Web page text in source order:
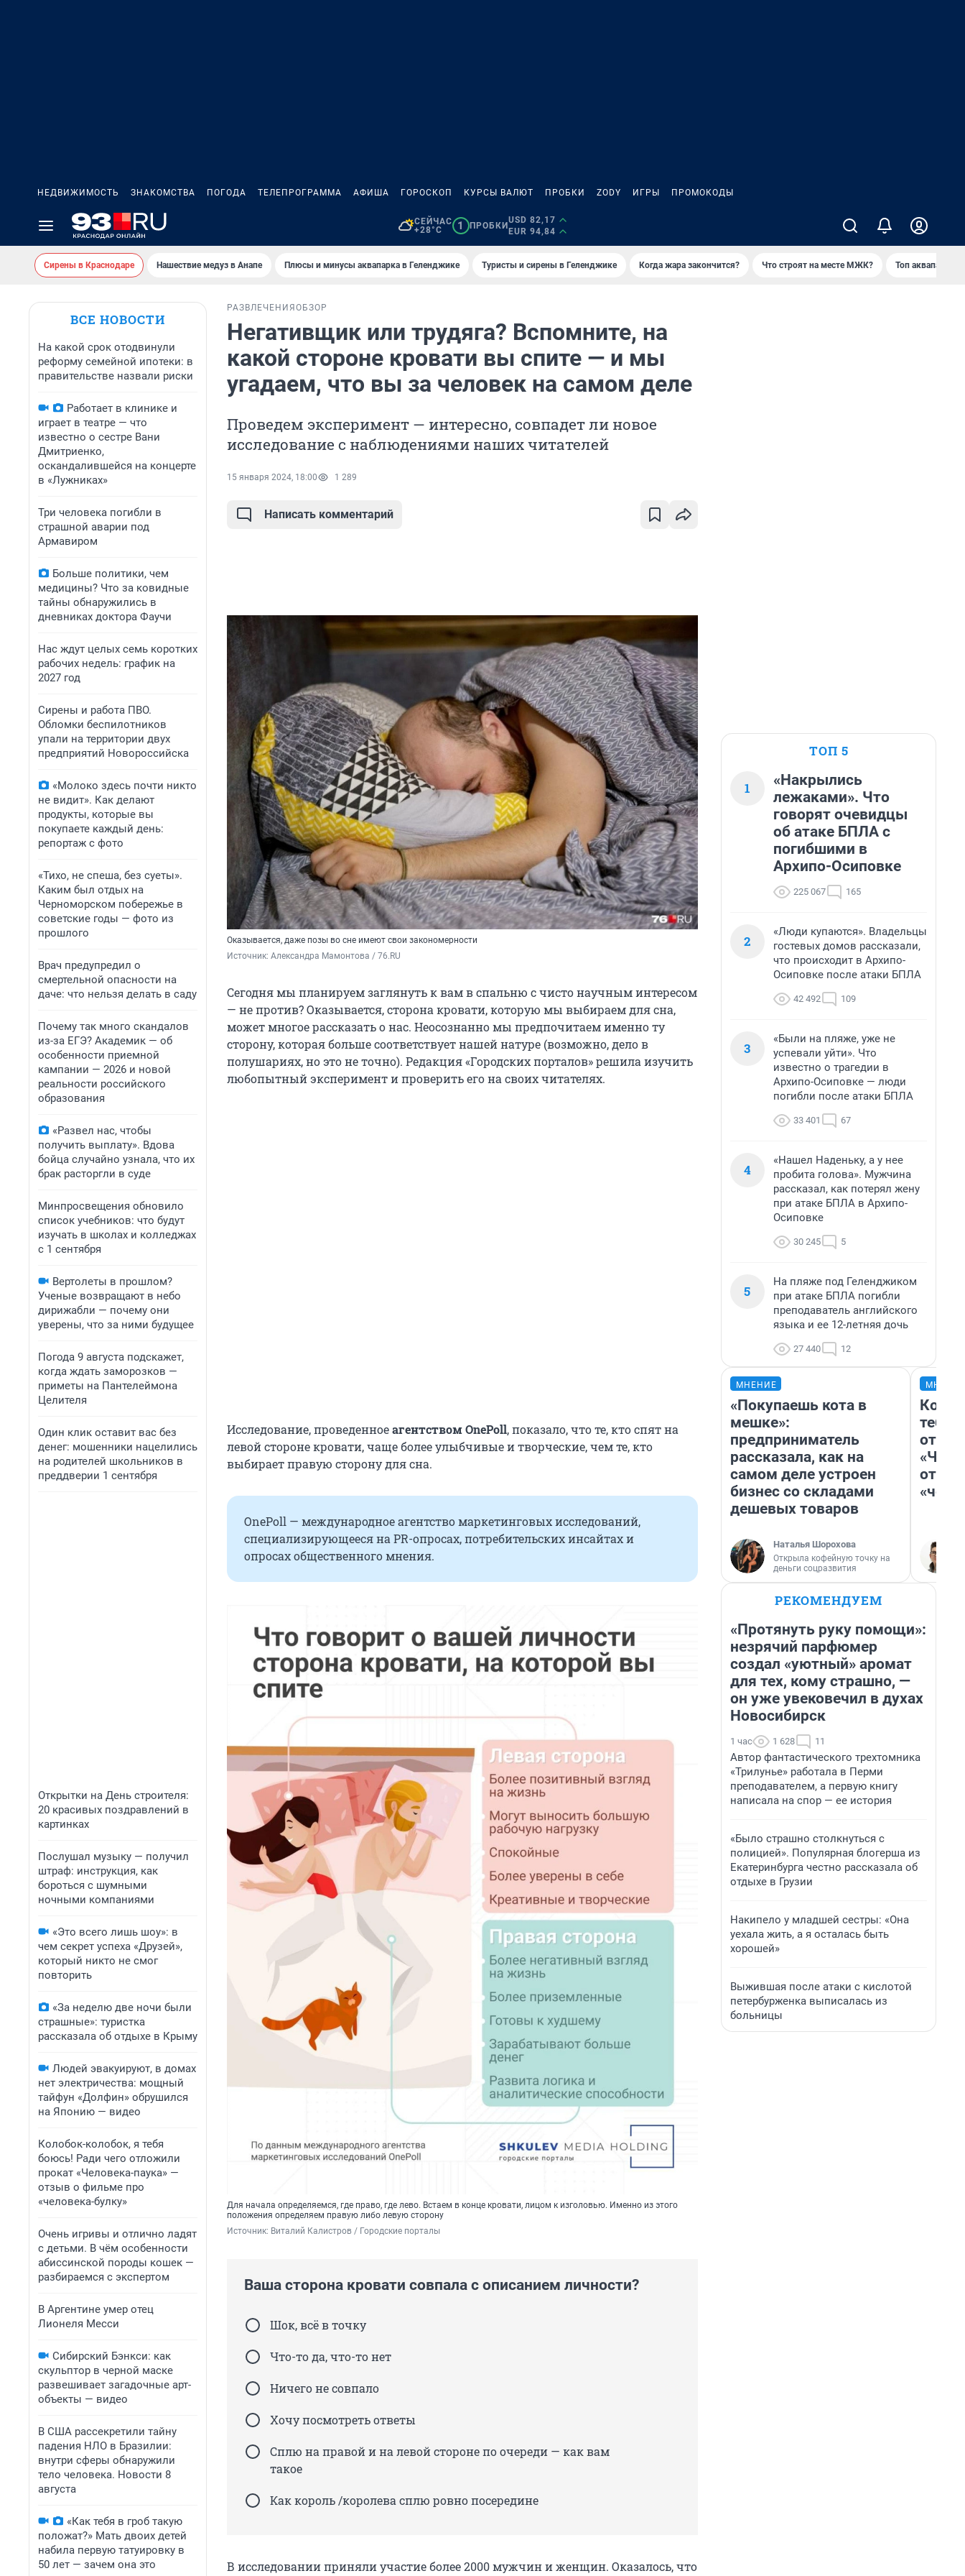
НЕДВИЖИМОСТЬ ЗНАКОМСТВА ПОГОДА ТЕЛЕПРОГРАММА АФИША ГОРОСКОП КУРСЫ ВАЛЮТ ПРОБКИ ZODY ИГРЫ ПРОМОКОДЫ
СЕЙЧАС
+28°C
1 ПРОБКИ
USD 82,17
EUR 94,84
Сирены в Краснодаре Нашествие медуз в Анапе Плюсы и минусы аквапарка в Геленджике Туристы и сирены в Геленджике Когда жара закончится? Что строят на месте МЖК? Топ аквапарков
ВСЕ НОВОСТИ
На какой срок отодвинули
реформу семейной ипотеки: в
правительстве назвали риски
Работает в клинике и
играет в театре — что
известно о сестре Вани
Дмитриенко,
оскандалившейся на концерте
в «Лужниках»
Три человека погибли в
страшной аварии под
Армавиром
Больше политики, чем
медицины? Что за ковидные
тайны обнаружились в
дневниках доктора Фаучи
Нас ждут целых семь коротких
рабочих недель: график на
2027 год
Сирены и работа ПВО.
Обломки беспилотников
упали на территории двух
предприятий Новороссийска
«Молоко здесь почти никто
не видит». Как делают
продукты, которые вы
покупаете каждый день:
репортаж с фото
«Тихо, не спеша, без суеты».
Каким был отдых на
Черноморском побережье в
советские годы — фото из
прошлого
Врач предупредил о
смертельной опасности на
даче: что нельзя делать в саду
Почему так много скандалов
из-за ЕГЭ? Академик — об
особенности приемной
кампании — 2026 и новой
реальности российского
образования
«Развел нас, чтобы
получить выплату». Вдова
бойца случайно узнала, что их
брак расторгли в суде
Минпросвещения обновило
список учебников: что будут
изучать в школах и колледжах
с 1 сентября
Вертолеты в прошлом?
Ученые возвращают в небо
дирижабли — почему они
уверены, что за ними будущее
Погода 9 августа подскажет,
когда ждать заморозков —
приметы на Пантелеймона
Целителя
Один клик оставит вас без
денег: мошенники нацелились
на родителей школьников в
преддверии 1 сентября
Открытки на День строителя:
20 красивых поздравлений в
картинках
Послушал музыку — получил
штраф: инструкция, как
бороться с шумными
ночными компаниями
«Это всего лишь шоу»: в
чем секрет успеха «Друзей»,
который никто не смог
повторить
«За неделю две ночи были
страшные»: туристка
рассказала об отдыхе в Крыму
Людей эвакуируют, в домах
нет электричества: мощный
тайфун «Долфин» обрушился
на Японию — видео
Колобок-колобок, я тебя
боюсь! Ради чего отложили
прокат «Человека-паука» —
отзыв о фильме про
«человека-булку»
Очень игривы и отлично ладят
с детьми. В чём особенности
абиссинской породы кошек —
разбираемся с экспертом
В Аргентине умер отец
Лионеля Месси
Сибирский Бэнкси: как
скульптор в черной маске
развешивает загадочные арт-
объекты — видео
В США рассекретили тайну
падения НЛО в Бразилии:
внутри сферы обнаружили
тело человека. Новости 8
августа
«Как тебя в гроб такую
положат?» Мать двоих детей
набила первую татуировку в
50 лет — зачем она это
РАЗВЛЕЧЕНИЯ ОБЗОР
Негативщик или трудяга? Вспомните, на
какой стороне кровати вы спите — и мы
угадаем, что вы за человек на самом деле
Проведем эксперимент — интересно, совпадет ли новое
исследование с наблюдениями наших читателей
15 января 2024, 18:00 1 289
Написать комментарий
Оказывается, даже позы во сне имеют свои закономерности
Источник: Александра Мамонтова / 76.RU
Сегодня мы планируем заглянуть к вам в спальню с чисто научным интересом
— не против? Оказывается, сторона кровати, которую мы выбираем для сна,
может многое рассказать о нас. Неосознанно мы предпочитаем именно ту
сторону, которая больше соответствует нашей натуре (возможно, дело в
полушариях, но это не точно). Редакция «Городских порталов» решила изучить
любопытный эксперимент и проверить его на своих читателях.
Исследование, проведенноеагентством OnePoll, показало, что те, кто спят на
левой стороне кровати, чаще более улыбчивые и творческие, чем те, кто
выбирает правую сторону для сна.
OnePoll — международное агентство маркетинговых исследований,
специализирующееся на PR-опросах, потребительских инсайтах и
опросах общественного мнения.
Для начала определяемся, где право, где лево. Встаем в конце кровати, лицом к изголовью. Именно из этого
положения определяем правую либо левую сторону
Источник: Виталий Калистров / Городские порталы
Ваша сторона кровати совпала с описанием личности?
Шок, всё в точку
Что-то да, что-то нет
Ничего не совпало
Хочу посмотреть ответы
Сплю на правой и на левой стороне по очереди — как вам
такое
Как король /королева сплю ровно посередине
В исследовании приняли участие более 2000 мужчин и женщин. Оказалось, что
ТОП 5
1
«Накрылись
лежаками». Что
говорят очевидцы
об атаке БПЛА с
погибшими в
Архипо-Осиповке
225 067 165
2
«Люди купаются». Владельцы
гостевых домов рассказали,
что происходит в Архипо-
Осиповке после атаки БПЛА
42 492 109
3
«Были на пляже, уже не
успевали уйти». Что
известно о трагедии в
Архипо-Осиповке — люди
погибли после атаки БПЛА
33 401 67
4
«Нашел Наденьку, а у нее
пробита голова». Мужчина
рассказал, как потерял жену
при атаке БПЛА в Архипо-
Осиповке
30 245 5
5
На пляже под Геленджиком
при атаке БПЛА погибли
преподаватель английского
языка и ее 12-летняя дочь
27 440 12
МНЕНИЕ
«Покупаешь кота в
мешке»:
предприниматель
рассказала, как на
самом деле устроен
бизнес со складами
дешевых товаров
Наталья Шорохова
Открыла кофейную точку на
деньги соцразвития
тебя
РЕКОМЕНДУЕМ
«Протянуть руку помощи»:
незрячий парфюмер
создал «уютный» аромат
для тех, кому страшно, —
он уже увековечил в духах
Новосибирск
1 час 1 628 11
Автор фантастического трехтомника
«Трилунье» работала в Перми
преподавателем, а первую книгу
написала на спор — ее история
«Было страшно столкнуться с
полицией». Популярная блогерша из
Екатеринбурга честно рассказала об
отдыхе в Грузии
Накипело у младшей сестры: «Она
уехала жить, а я осталась быть
хорошей»
Выжившая после атаки с кислотой
петербурженка выписалась из
больницы